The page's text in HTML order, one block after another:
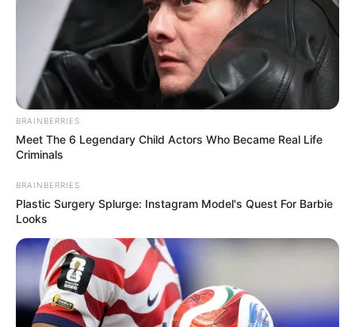
gördítesz lejjebb! 🍀
BRAINBERRIES
Meet The 6 Legendary Child Actors Who Became Real Life
Criminals
BRAINBERRIES
Plastic Surgery Splurge: Instagram Model's Quest For Barbie
Looks